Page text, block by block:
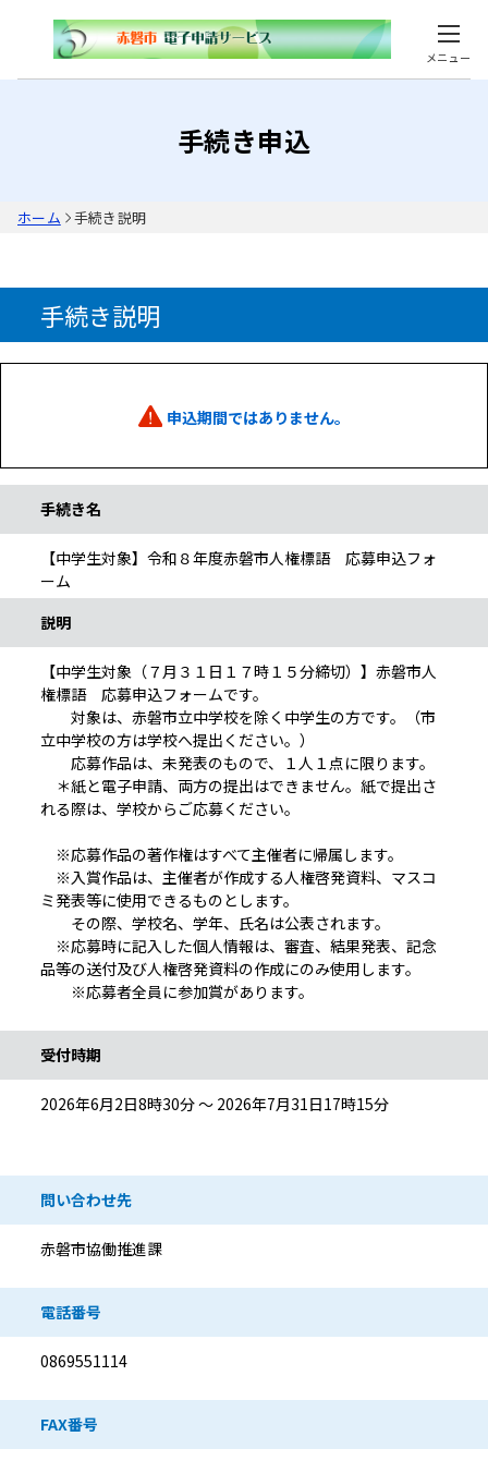
メニュー
手続き申込
ホーム 手続き説明
手続き説明
申込期間ではありません。
手続き名
【中学生対象】令和８年度赤磐市人権標語 応募申込フォ
ーム
説明
【中学生対象（７月３１日１７時１５分締切）】赤磐市人
権標語 応募申込フォームです。
対象は、赤磐市立中学校を除く中学生の方です。（市
立中学校の方は学校へ提出ください。）
応募作品は、未発表のもので、１人１点に限ります。
＊紙と電子申請、両方の提出はできません。紙で提出さ
れる際は、学校からご応募ください。
※応募作品の著作権はすべて主催者に帰属します。
※入賞作品は、主催者が作成する人権啓発資料、マスコ
ミ発表等に使用できるものとします。
その際、学校名、学年、氏名は公表されます。
※応募時に記入した個人情報は、審査、結果発表、記念
品等の送付及び人権啓発資料の作成にのみ使用します。
※応募者全員に参加賞があります。
受付時期
2026年6月2日8時30分 ～ 2026年7月31日17時15分
問い合わせ先
赤磐市協働推進課
電話番号
0869551114
FAX番号